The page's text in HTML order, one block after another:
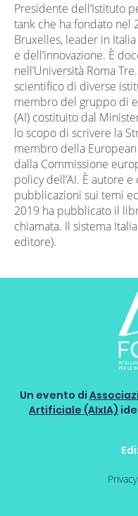
Presidente dell’Istituto
tank che ha fondato nel
Bruxelles, leader in
e dell’innovazione. È
nell’Università Roma
scientifico di diverse
membro del gruppo di
(AI) costituito dal
lo scopo di scrivere la
membro della
dalla Commissione
policy dell’AI. È autore
pubblicazioni sui temi
2019 ha pubblicato il
chiamata. Il sistema
editore).
Un evento di
Artificiale (AIxIA)